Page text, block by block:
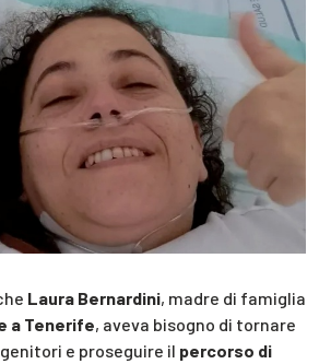
Laura Bernardini, madre di famiglia
a Tenerife, aveva bisogno di tornare
e proseguire il percorso di